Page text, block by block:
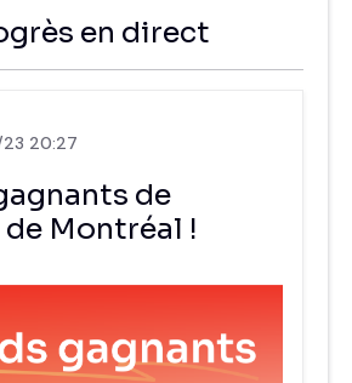
en direct
23 20:27
de
Montréal !